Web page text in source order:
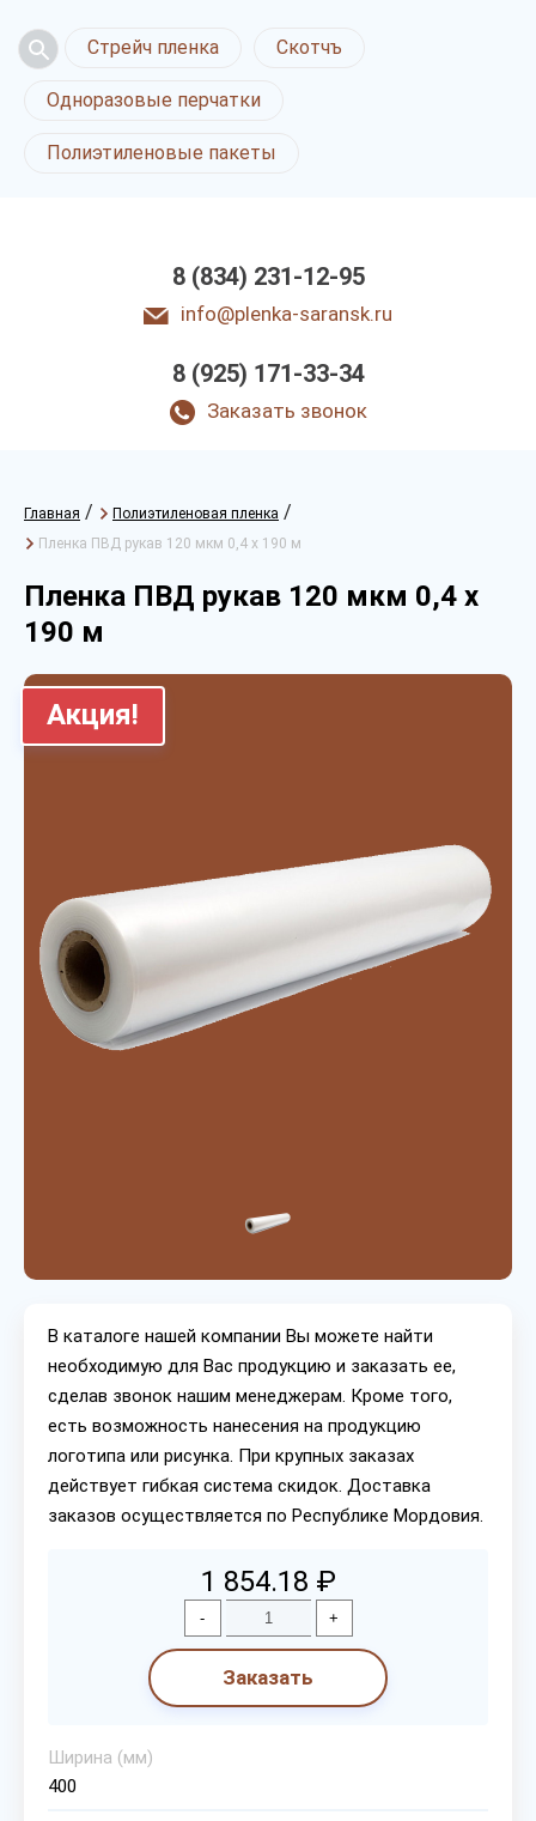
Стрейч пленка Скотчъ
Одноразовые перчатки
Полиэтиленовые пакеты
8 (834) 231-12-95
info@plenka-saransk.ru
8 (925) 171-33-34
Заказать звонок
Главная / Полиэтиленовая пленка /
Пленка ПВД рукав 120 мкм 0,4 х 190 м
Пленка ПВД рукав 120 мкм 0,4 х
190 м
Акция!
В каталоге нашей компании Вы можете найти
необходимую для Вас продукцию и заказать ее,
сделав звонок нашим менеджерам. Кроме того,
есть возможность нанесения на продукцию
логотипа или рисунка. При крупных заказах
действует гибкая система скидок. Доставка
заказов осуществляется по Республике Мордовия.
1 854.18 ₽
- +
Заказать
Ширина (мм)
400